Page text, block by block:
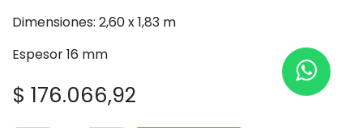
Dimensiones: 2,60 x 1,83 m
Espesor 16 mm
$ 176.066,92